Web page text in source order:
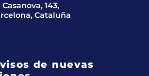
143,
Cataluña
de nuevas